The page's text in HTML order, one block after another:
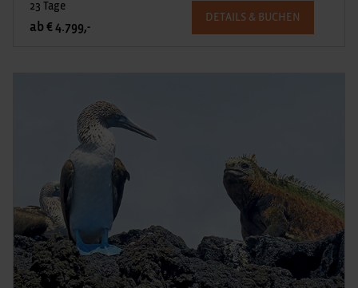
23 Tage
ab € 4.799,-
DETAILS & BUCHEN